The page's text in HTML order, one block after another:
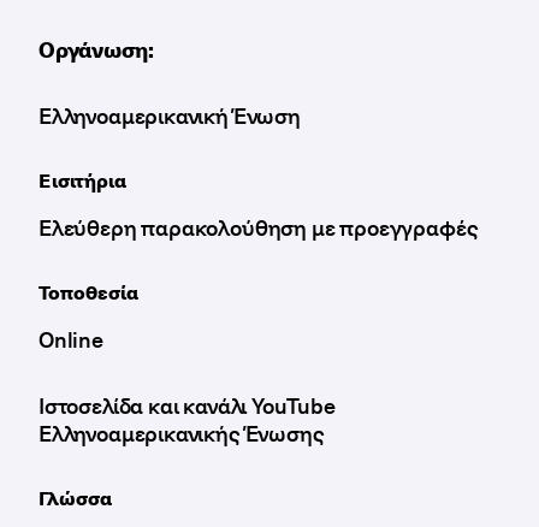
Οργάνωση:
Ελληνοαμερικανική Ένωση
Εισιτήρια
Ελεύθερη παρακολούθηση με προεγγραφές
Τοποθεσία
Online
Ιστοσελίδα και κανάλι YouTube
Ελληνοαμερικανικής Ένωσης
Γλώσσα